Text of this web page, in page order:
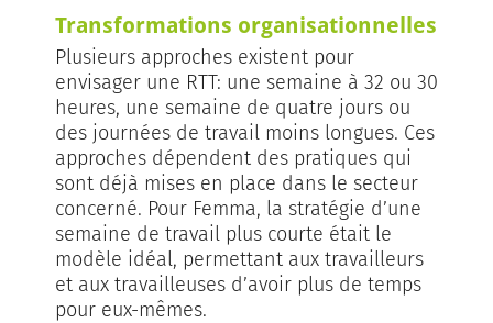
Transformations organisationnelles
Plusieurs approches existent pour
envisager une RTT: une semaine à 32 ou 30
heures, une semaine de quatre jours ou
des journées de travail moins longues. Ces
approches dépendent des pratiques qui
sont déjà mises en place dans le secteur
concerné. Pour Femma, la stratégie d’une
semaine de travail plus courte était le
modèle idéal, permettant aux travailleurs
et aux travailleuses d’avoir plus de temps
pour eux-mêmes.